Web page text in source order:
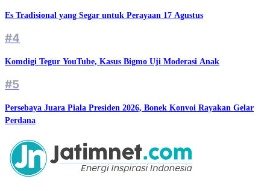
Es Tradisional yang Segar untuk Perayaan 17 Agustus
#4
Komdigi Tegur YouTube, Kasus Bigmo Uji Moderasi Anak
#5
Persebaya Juara Piala Presiden 2026, Bonek Konvoi Rayakan Gelar
Perdana